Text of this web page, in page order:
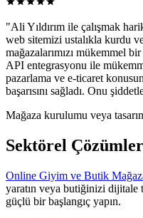
"Ali Yıldırım ile çalışmak
web sitemizi ustalıkla kurdu
mağazalarımızı mükemmel
API entegrasyonu ile
pazarlama ve e-ticaret
başarısını sağladı. Onu
Mağaza kurulumu veya
Sektörel Çözümler
Online Giyim ve Butik
yaratın veya butiğinizi dijitale
güçlü bir başlangıç yapın.